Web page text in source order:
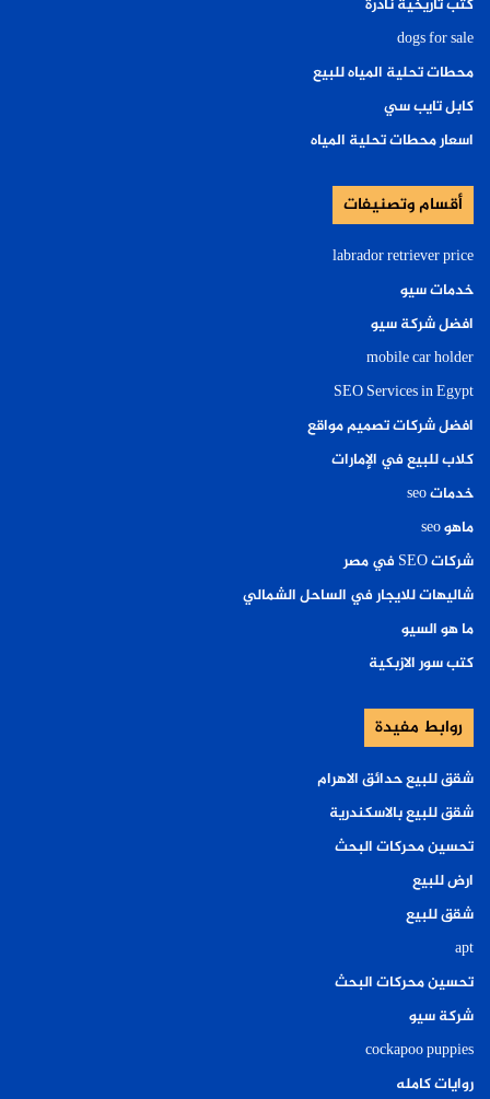
كتب تاريخية نادرة
dogs for sale
محطات تحلية المياه للبيع
كابل تايب سي
اسعار محطات تحلية المياه
أقسام وتصنيفات
labrador retriever price
خدمات سيو
افضل شركة سيو
mobile car holder
SEO Services in Egypt
افضل شركات تصميم مواقع
كلاب للبيع في الإمارات
خدمات seo
ماهو seo
شركات SEO في مصر
شاليهات للايجار في الساحل الشمالي
ما هو السيو
كتب سور الازبكية
روابط مفيدة
شقق للبيع حدائق الاهرام
شقق للبيع بالاسكندرية
تحسين محركات البحث
ارض للبيع
شقق للبيع
apt
تحسين محركات البحث
شركة سيو
cockapoo puppies
روايات كامله